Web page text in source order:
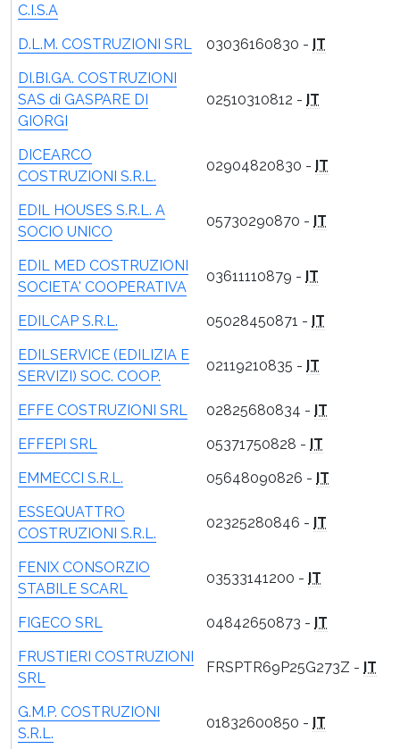
C.I.S.A
D.L.M. COSTRUZIONI SRL 03036160830 - IT
DI.BI.GA. COSTRUZIONI
SAS di GASPARE DI
GIORGI
02510310812 - IT
DICEARCO
COSTRUZIONI S.R.L.
02904820830 - IT
EDIL HOUSES S.R.L. A
SOCIO UNICO
05730290870 - IT
EDIL MED COSTRUZIONI
SOCIETA' COOPERATIVA
03611110879 - IT
EDILCAP S.R.L. 05028450871 - IT
EDILSERVICE (EDILIZIA E
SERVIZI) SOC. COOP.
02119210835 - IT
EFFE COSTRUZIONI SRL 02825680834 - IT
EFFEPI SRL
05371750828 - IT
EMMECCI S.R.L.
05648090826 - IT
ESSEQUATTRO
COSTRUZIONI S.R.L.
02325280846 - IT
FENIX CONSORZIO
STABILE SCARL
03533141200 - IT
FIGECO SRL 04842650873 - IT
FRUSTIERI COSTRUZIONI
SRL
FRSPTR69P25G273Z - IT
G.M.P. COSTRUZIONI
S.R.L.
01832600850 - IT